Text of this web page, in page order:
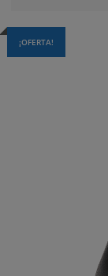
¡OFERTA!